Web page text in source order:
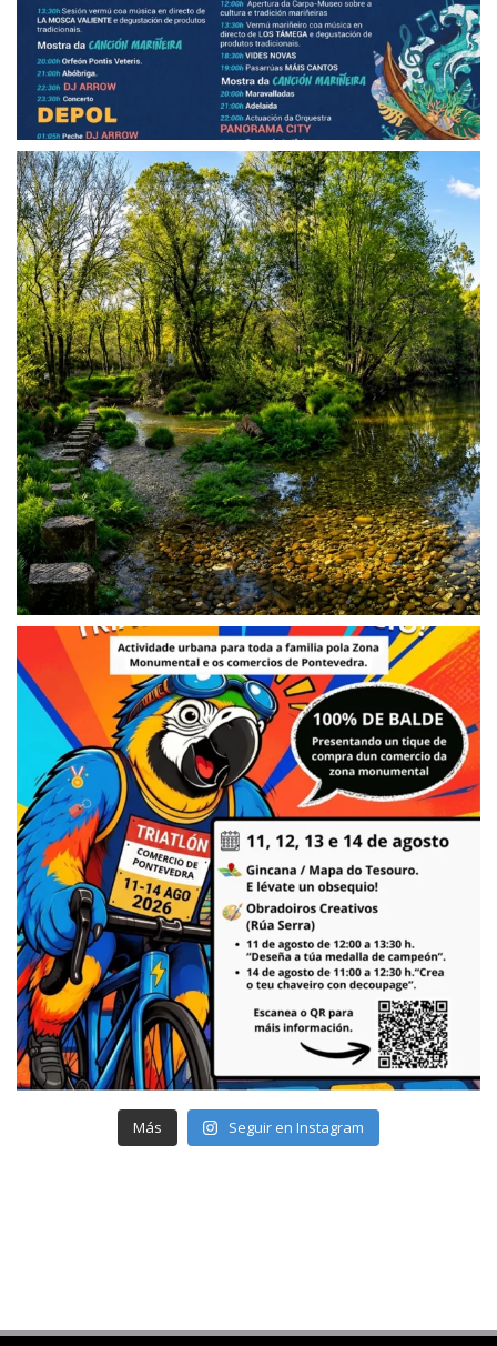
Más Seguir en Instagram